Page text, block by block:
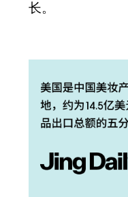
长。